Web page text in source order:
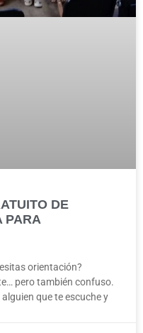
DE
PARA
orientación?
pero también confuso.
que te escuche y